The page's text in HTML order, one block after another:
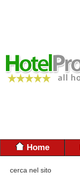
Home
cerca nel sito